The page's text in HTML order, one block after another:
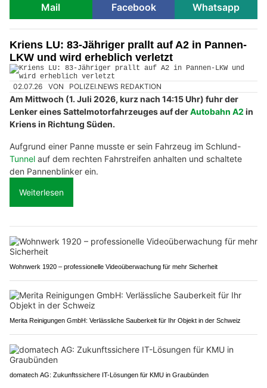
Mail
Facebook Whatsapp
Kriens LU: 83-Jähriger prallt auf A2 in Pannen-
LKW und wird erheblich verletzt
02.07.26 VON POLIZEI.NEWS REDAKTION
Am Mittwoch (1. Juli 2026, kurz nach 14:15 Uhr) fuhr der
Lenker eines Sattelmotorfahrzeuges auf derAutobahn A2 in
Kriens in Richtung Süden.
Aufgrund einer Panne musste er sein Fahrzeug im Schlund-
Tunnel auf dem rechten Fahrstreifen anhalten und schaltete
den Pannenblinker ein.
Weiterlesen
Wohnwerk 1920 – professionelle Videoüberwachung für mehr Sicherheit
Merita Reinigungen GmbH: Verlässliche Sauberkeit für Ihr Objekt in der Schweiz
domatech AG: Zukunftssichere IT-Lösungen für KMU in Graubünden